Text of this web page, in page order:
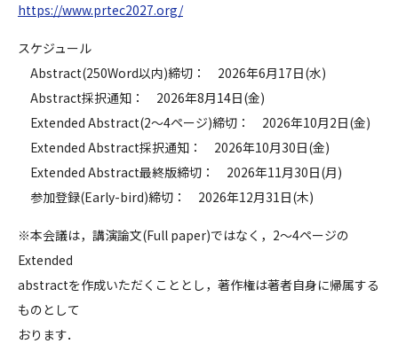
https://www.prtec2027.org/
スケジュール
Abstract(250Word以内)締切： 2026年6月17日(水)
Abstract採択通知： 2026年8月14日(金)
Extended Abstract(2〜4ページ)締切： 2026年10月2日(金)
Extended Abstract採択通知： 2026年10月30日(金)
Extended Abstract最終版締切： 2026年11月30日(月)
参加登録(Early-bird)締切： 2026年12月31日(木)
※本会議は，講演論文(Full paper)ではなく，2〜4ページの
Extended
abstractを作成いただくこととし，著作権は著者自身に帰属する
ものとして
おります．